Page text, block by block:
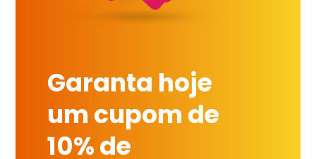
Garanta hoje
um cupom de
10% de